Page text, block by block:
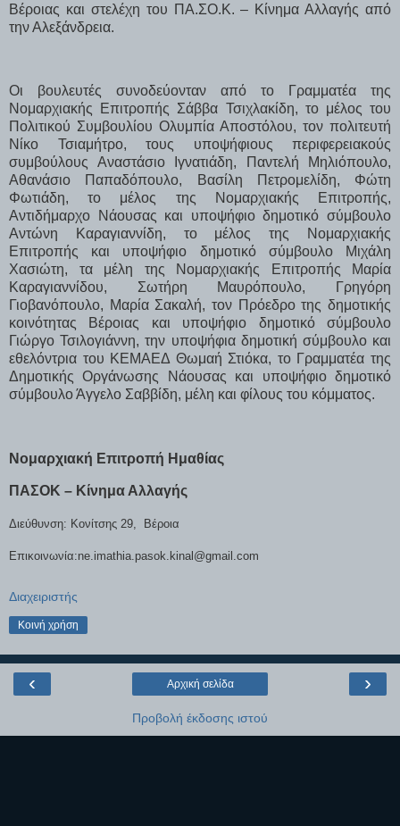
Βέροιας και στελέχη του ΠΑ.ΣΟ.Κ. – Κίνημα Αλλαγής από
την Αλεξάνδρεια.
Οι βουλευτές συνοδεύονταν από το Γραμματέα της
Νομαρχιακής Επιτροπής Σάββα Τσιχλακίδη, το μέλος του
Πολιτικού Συμβουλίου Ολυμπία Αποστόλου, τον πολιτευτή
Νίκο Τσιαμήτρο, τους υποψήφιους περιφερειακούς
συμβούλους Αναστάσιο Ιγνατιάδη, Παντελή Μηλιόπουλο,
Αθανάσιο Παπαδόπουλο, Βασίλη Πετρομελίδη, Φώτη
Φωτιάδη, το μέλος της Νομαρχιακής Επιτροπής,
Αντιδήμαρχο Νάουσας και υποψήφιο δημοτικό σύμβουλο
Αντώνη Καραγιαννίδη, το μέλος της Νομαρχιακής
Επιτροπής και υποψήφιο δημοτικό σύμβουλο Μιχάλη
Χασιώτη, τα μέλη της Νομαρχιακής Επιτροπής Μαρία
Καραγιαννίδου, Σωτήρη Μαυρόπουλο, Γρηγόρη
Γιοβανόπουλο, Μαρία Σακαλή, τον Πρόεδρο της δημοτικής
κοινότητας Βέροιας και υποψήφιο δημοτικό σύμβουλο
Γιώργο Τσιλογιάννη, την υποψήφια δημοτική σύμβουλο και
εθελόντρια του ΚΕΜΑΕΔ Θωμαή Στιόκα, το Γραμματέα της
Δημοτικής Οργάνωσης Νάουσας και υποψήφιο δημοτικό
σύμβουλο Άγγελο Σαββίδη, μέλη και φίλους του κόμματος.
Νομαρχιακή Επιτροπή Ημαθίας
ΠΑΣΟΚ – Κίνημα Αλλαγής
Διεύθυνση: Κονίτσης 29, Βέροια
Επικοινωνία:ne.imathia.pasok.kinal@gmail. com
Διαχειριστής
Κοινή χρήση
‹ ›
Αρχική σελίδα
Προβολή έκδοσης ιστού